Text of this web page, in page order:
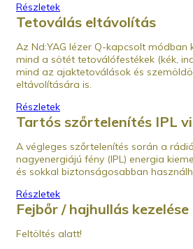
Részletek
Tetoválás eltávolítás
Az Nd:YAG lézer Q-kapcsolt módban
mind a sötét tetoválófestékek (kék,
mind az ajaktetoválások és
eltávolítására is.
Részletek
Tartós szőrtelenítés IPL
A végleges szőrtelenítés során a
nagyenergiájú fény (IPL) energia
és sokkal biztonságosabban
Részletek
Fejbőr / hajhullás kezelése
Feltöltés alatt!